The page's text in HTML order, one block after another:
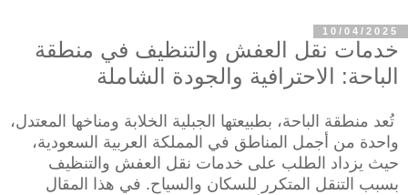
10/04/2025
خدمات نقل العفش والتنظيف في منطقة
الباحة: الاحترافية والجودة الشاملة
تُعد منطقة الباحة، بطبيعتها الجبلية الخلابة ومناخها المعتدل،
واحدة من أجمل المناطق في المملكة العربية السعودية،
حيث يزداد الطلب على خدمات نقل العفش والتنظيف
بسبب التنقل المتكرر للسكان والسياح. في هذا المقال